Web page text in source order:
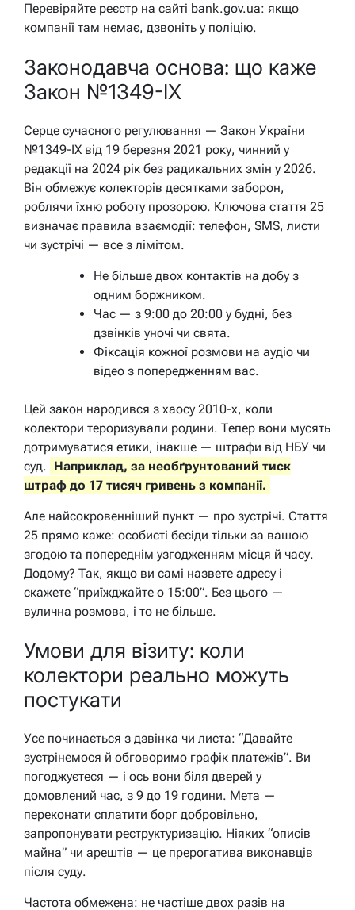
Перевіряйте реєстр на сайті bank.gov.ua: якщо
компанії там немає, дзвоніть у поліцію.
Законодавча основа: що каже
Закон №1349-IX
Серце сучасного регулювання — Закон України
№1349-IX від 19 березня 2021 року, чинний у
редакції на 2024 рік без радикальних змін у 2026.
Він обмежує колекторів десятками заборон,
роблячи їхню роботу прозорою. Ключова стаття 25
визначає правила взаємодії: телефон, SMS, листи
чи зустрічі — все з лімітом.
Не більше двох контактів на добу з
одним боржником.
Час — з 9:00 до 20:00 у будні, без
дзвінків уночі чи свята.
Фіксація кожної розмови на аудіо чи
відео з попередженням вас.
Цей закон народився з хаосу 2010-х, коли
колектори тероризували родини. Тепер вони мусять
дотримуватися етики, інакше — штрафи від НБУ чи
суд.
Наприклад, за необґрунтований тиск
штраф до 17 тисяч гривень з компанії.
Але найсокровенніший пункт — про зустрічі. Стаття
25 прямо каже: особисті бесіди тільки за вашою
згодою та попереднім узгодженням місця й часу.
Додому? Так, якщо ви самі назвете адресу і
скажете “приїжджайте о 15:00”. Без цього —
вулична розмова, і то не більше.
Умови для візиту: коли
колектори реально можуть
постукати
Усе починається з дзвінка чи листа: “Давайте
зустрінемося й обговоримо графік платежів”. Ви
погоджуєтеся — і ось вони біля дверей у
домовлений час, з 9 до 19 години. Мета —
переконати сплатити борг добровільно,
запропонувати реструктуризацію. Ніяких “описів
майна” чи арештів — це прерогатива виконавців
після суду.
Частота обмежена: не частіше двох разів на